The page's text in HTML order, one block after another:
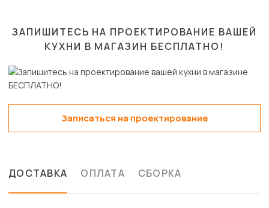
ЗАПИШИТЕСЬ НА ПРОЕКТИРОВАНИЕ ВАШЕЙ
КУХНИ В МАГАЗИН БЕСПЛАТНО!
Записаться на проектирование
ДОСТАВКА ОПЛАТА СБОРКА